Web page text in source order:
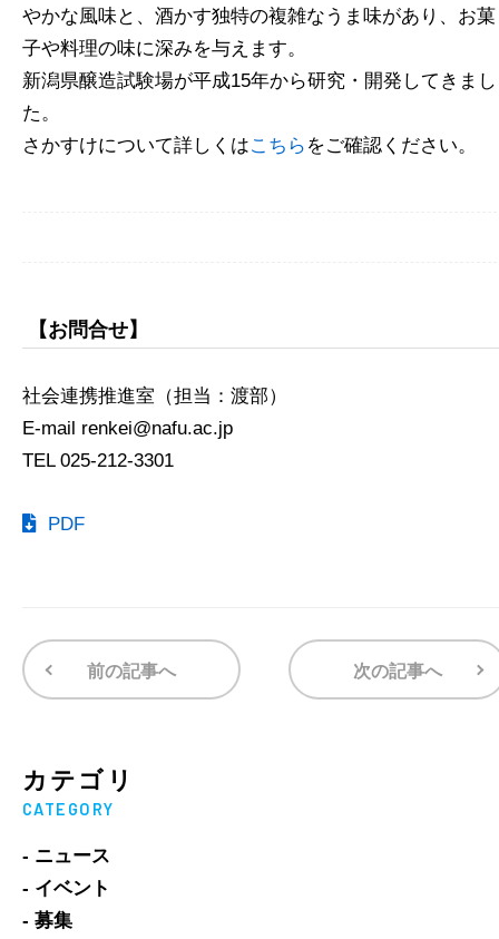
やかな風味と、酒かす独特の複雑なうま味があり、お菓
子や料理の味に深みを与えます。
新潟県醸造試験場が平成15年から研究・開発してきまし
た。
さかすけについて詳しくはこちら をご確認ください。
【お問合せ】
社会連携推進室（担当：渡部）
E-mail renkei@nafu.ac.jp
TEL 025-212-3301
PDF
前の記事へ 次の記事へ
カテゴリ
CATEGORY
- ニュース
- イベント
- 募集